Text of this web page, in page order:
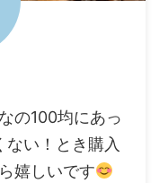
の100均にあっ
い！とき購入
嬉しいです